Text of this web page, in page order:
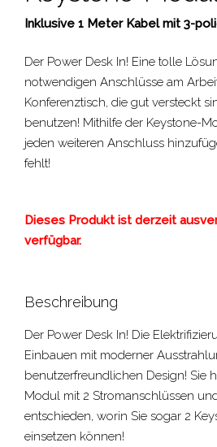
Inklusive 1 Meter Kabel mit 3-
Der Power Desk In! Eine tolle
notwendigen Anschlüsse am
Konferenztisch, die gut versteckt
benutzen! Mithilfe der Keystone-
jeden weiteren Anschluss
fehlt!
Dieses Produkt ist derzeit
verfügbar.
Beschreibung
Der Power Desk In! Die
Einbauen mit moderner
benutzerfreundlichen Design! Sie
Modul mit 2 Stromanschlüssen
entschieden, worin Sie sogar 2
einsetzen können!